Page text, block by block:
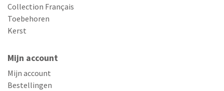
Collection Français
Toebehoren
Kerst
Mijn account
Mijn account
Bestellingen